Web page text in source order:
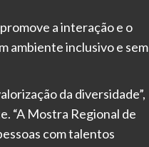
a interação e o
ambiente inclusivo e sem
da diversidade”,
“A Mostra Regional de
com talentos